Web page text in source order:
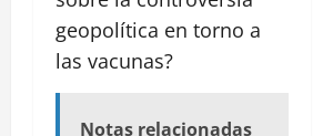
geopolítica en torno a
las vacunas?
Notas relacionadas